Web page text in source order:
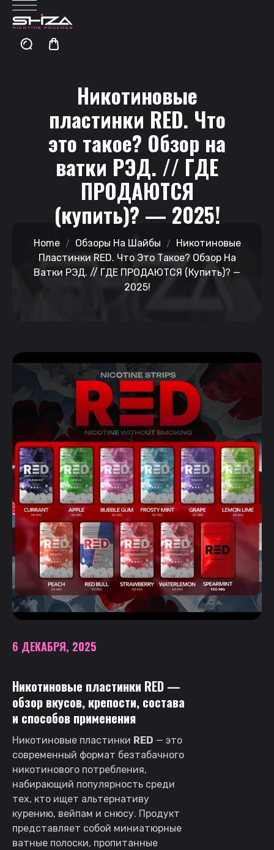
Никотиновые
пластинки RED. Что
это такое? Обзор на
ватки РЭД. // ГДЕ
ПРОДАЮТСЯ
(купить)? — 2025!
Home Обзоры На Шайбы
Никотиновые
Пластинки RED. Что Это Такое? Обзор На
Ватки РЭД. // ГДЕ ПРОДАЮТСЯ (купить)? —
2025!
6 ДЕКАБРЯ, 2025
Никотиновые пластинки RED —
обзор вкусов, крепости, состава
и способов применения
Никотиновые пластинки RED — это
современный формат безтабачного
никотинового потребления,
набирающий популярность среди
тех, кто ищет альтернативу
курению, вейпам и снюсу. Продукт
представляет собой миниатюрные
ватные полоски, пропитанные